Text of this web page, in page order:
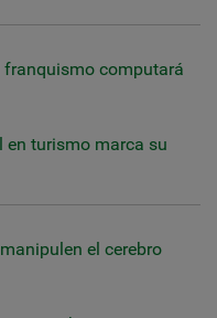
franquismo computará
turismo marca su
el cerebro